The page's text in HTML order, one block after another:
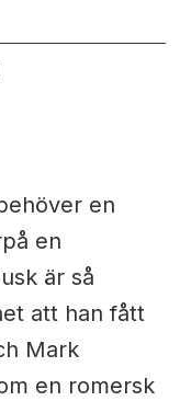
en
en
är så
att han fått
Mark
en romersk